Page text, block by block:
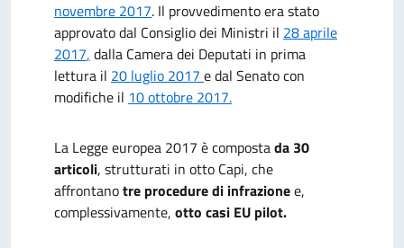
novembre 2017. Il provvedimento era stato
approvato dal Consiglio dei Ministri il 28 aprile
2017, dalla Camera dei Deputati in prima
lettura il 20 luglio 2017 e dal Senato con
modifiche il 10 ottobre 2017.
La Legge europea 2017 è compostada 30
articoli, strutturati in otto Capi, che
affrontanotre procedure di infrazionee,
complessivamente, otto casi EU pilot.